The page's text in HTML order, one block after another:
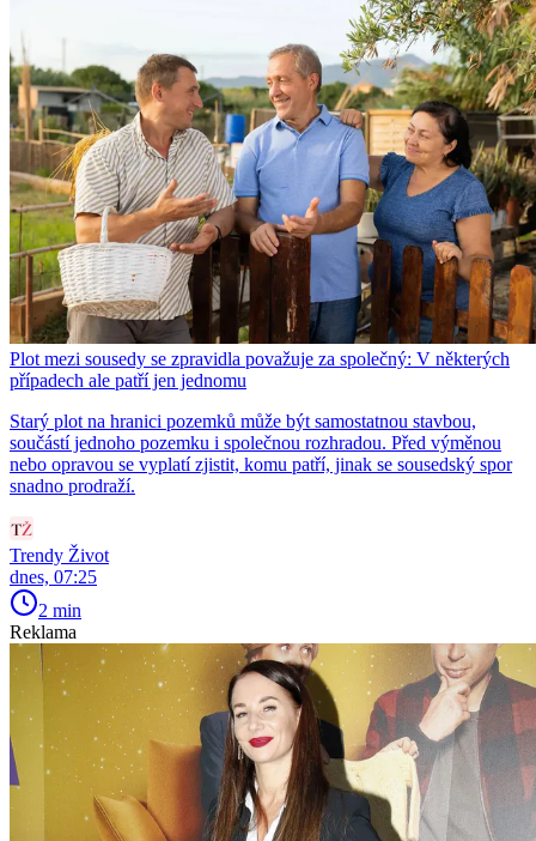
Plot mezi sousedy se zpravidla považuje za společný: V některých
případech ale patří jen jednomu
Starý plot na hranici pozemků může být samostatnou stavbou,
součástí jednoho pozemku i společnou rozhradou. Před výměnou
nebo opravou se vyplatí zjistit, komu patří, jinak se sousedský spor
snadno prodraží.
Trendy Život
dnes, 07:25
2 min
Reklama